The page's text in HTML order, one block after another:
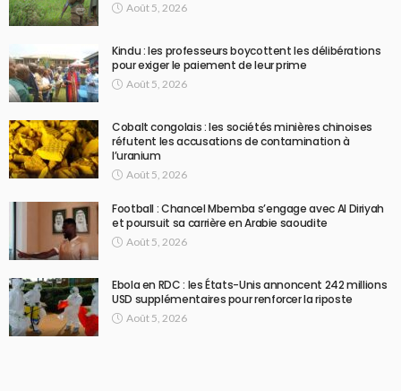
Août 5, 2026
Kindu : les professeurs boycottent les délibérations
pour exiger le paiement de leur prime
Août 5, 2026
Cobalt congolais : les sociétés minières chinoises
réfutent les accusations de contamination à
l’uranium
Août 5, 2026
Football : Chancel Mbemba s’engage avec Al Diriyah
et poursuit sa carrière en Arabie saoudite
Août 5, 2026
Ebola en RDC : les États-Unis annoncent 242 millions
USD supplémentaires pour renforcer la riposte
Août 5, 2026